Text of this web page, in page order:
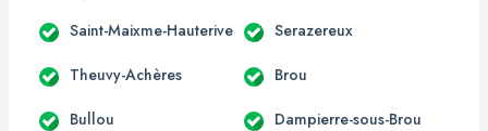
Saint-Maixme-Hauterive Serazereux
Theuvy-Achères Brou
Bullou Dampierre-sous-Brou